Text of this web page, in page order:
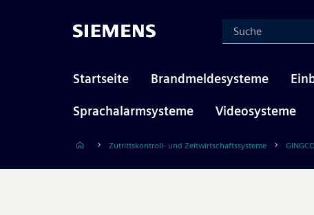
Startseite Brandmeldesysteme
Sprachalarmsysteme Videosysteme
Zutrittskontroll- und Zeitwirtschaftssysteme